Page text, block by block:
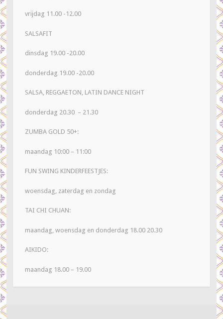
vrijdag 11.00 -12.00
SALSAFIT
dinsdag 19.00 -20.00
donderdag 19.00 -20.00
SALSA, REGGAETON, LATIN DANCE NIGHT
donderdag 20.30 – 21.30
ZUMBA GOLD 50+:
maandag 10:00 – 11:00
FUN SWING KINDERFEESTJES:
woensdag, zaterdag en zondag
TAI CHI CHUAN:
maandag, woensdag en donderdag 18.00 20.30
AIKIDO:
maandag 18.00 – 19.00